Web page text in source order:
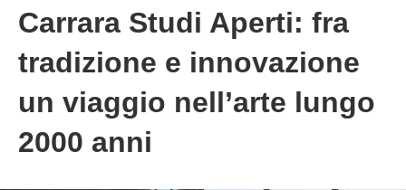
Carrara Studi Aperti: fra
tradizione e innovazione
un viaggio nell’arte lungo
2000 anni